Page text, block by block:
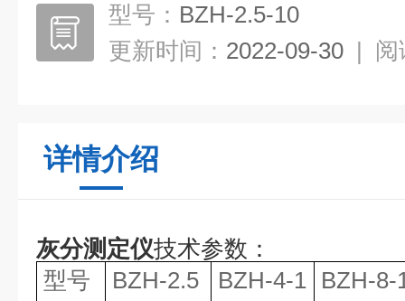
型号： BZH-2.5-10
更新时间： 2022-09-30 | 阅
详情介绍
灰分测定仪技术参数：
型号
BZH-2.5
BZH-4-1 BZH-8-